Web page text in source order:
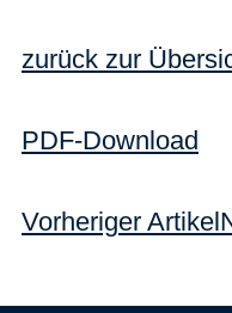
zurück zur
PDF-Download
Vorheriger Artikel